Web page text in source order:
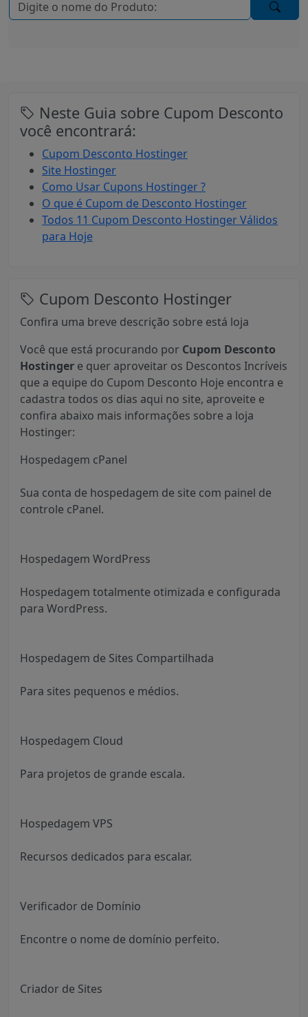
Neste Guia sobre Cupom Desconto
você encontrará:
Cupom Desconto Hostinger
Site Hostinger
Como Usar Cupons Hostinger ?
O que é Cupom de Desconto Hostinger
Todos 11 Cupom Desconto Hostinger Válidos
para Hoje
Cupom Desconto Hostinger
Confira uma breve descrição sobre está loja
Você que está procurando por Cupom Desconto
Hostinger e quer aproveitar os Descontos Incríveis
que a equipe do Cupom Desconto Hoje encontra e
cadastra todos os dias aqui no site, aproveite e
confira abaixo mais informações sobre a loja
Hostinger:
Hospedagem cPanel
Sua conta de hospedagem de site com painel de
controle cPanel.
Hospedagem WordPress
Hospedagem totalmente otimizada e configurada
para WordPress.
Hospedagem de Sites Compartilhada
Para sites pequenos e médios.
Hospedagem Cloud
Para projetos de grande escala.
Hospedagem VPS
Recursos dedicados para escalar.
Verificador de Domínio
Encontre o nome de domínio perfeito.
Criador de Sites